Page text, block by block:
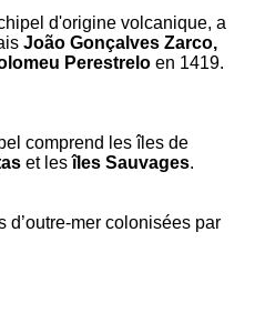
d'origine volcanique, a
João Gonçalves Zarco,
Perestrelo en 1419.
comprend les îles de
et lesîles Sauvages.
d’outre-mer colonisées par